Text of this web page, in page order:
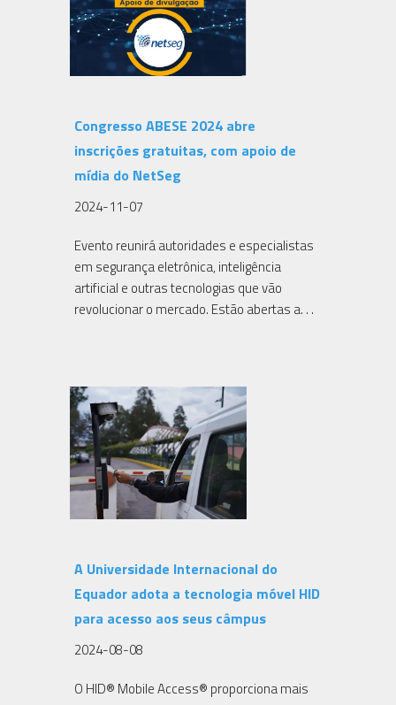
Congresso ABESE 2024 abre
inscrições gratuitas, com apoio de
mídia do NetSeg
2024-11-07
Evento reunirá autoridades e especialistas
em segurança eletrônica, inteligência
artificial e outras tecnologias que vão
revolucionar o mercado. Estão abertas a. . .
A Universidade Internacional do
Equador adota a tecnologia móvel HID
para acesso aos seus câmpus
2024-08-08
O HID® Mobile Access® proporciona mais